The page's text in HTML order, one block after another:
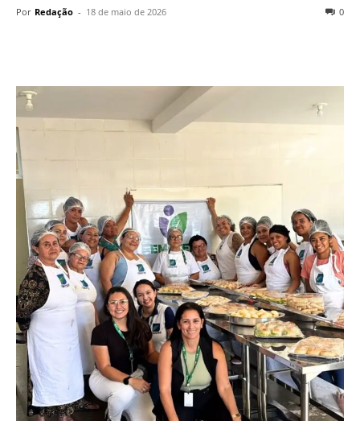
Por Redação - 18 de maio de 2026 0